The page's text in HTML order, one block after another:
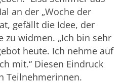
an der „Woche der
gefällt die Idee, der
zu widmen. „Ich bin sehr
heute. Ich nehme auf
mit.“ Diesen Eindruck
Teilnehmerinnen.